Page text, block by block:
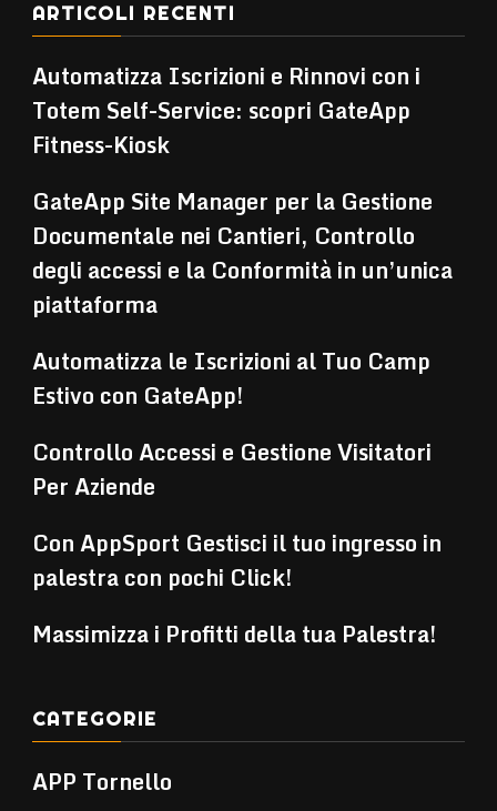
ARTICOLI RECENTI
Automatizza Iscrizioni e Rinnovi con i
Totem Self-Service: scopri GateApp
Fitness-Kiosk
GateApp Site Manager per la Gestione
Documentale nei Cantieri, Controllo
degli accessi e la Conformità in un’unica
piattaforma
Automatizza le Iscrizioni al Tuo Camp
Estivo con GateApp!
Controllo Accessi e Gestione Visitatori
Per Aziende
Con AppSport Gestisci il tuo ingresso in
palestra con pochi Click!
Massimizza i Profitti della tua Palestra!
CATEGORIE
APP Tornello